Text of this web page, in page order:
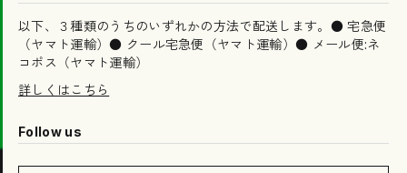
以下、３種類のうちのいずれかの方法で配送します。● 宅急便
（ヤマト運輸）● クール宅急便（ヤマト運輸）● メール便:ネ
コポス（ヤマト運輸）
詳しくはこちら
Follow us